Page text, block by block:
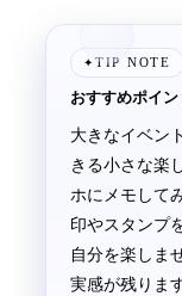
✦TIP NOTE
おすすめポイン
大きなイベン
きる小さな楽
ホにメモして
印やスタンプ
自分を楽しま
実感が残りま